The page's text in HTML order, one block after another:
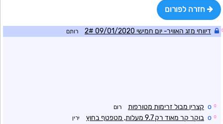
חזרה לפורום
דיווחי מזג האוויר- יום חמישי 09/01/2020 2# רותם
☼
o קצרין מבול זרימות מטורפות רום
☼
o בוקר קר מאוד רק 9.7 מעלות, מטפטף בחוץ ירין